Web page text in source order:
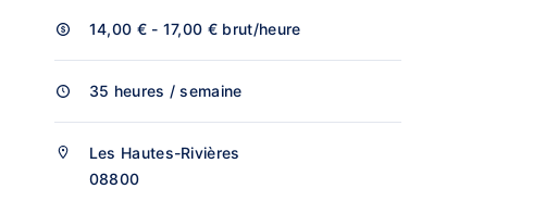
14,00 € - 17,00 € brut/heure
35 heures / semaine
Les Hautes-Rivières
08800